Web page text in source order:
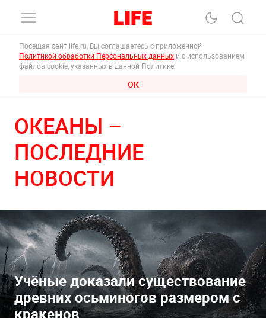
Посещая сайт life.ru, Вы соглашаетесь с приложенной
Политикой обработки Персональных данных и с использованием
файлов cookie, указанных в данной Политике.
ОК
ОКЕАНЫ –
ПОСЛЕДНИЕ
НОВОСТИ
Учёные доказали существование
древних осьминогов размером с
кракенов